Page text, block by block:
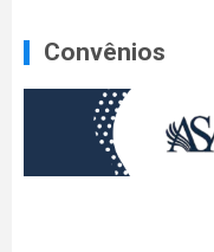
Convênios